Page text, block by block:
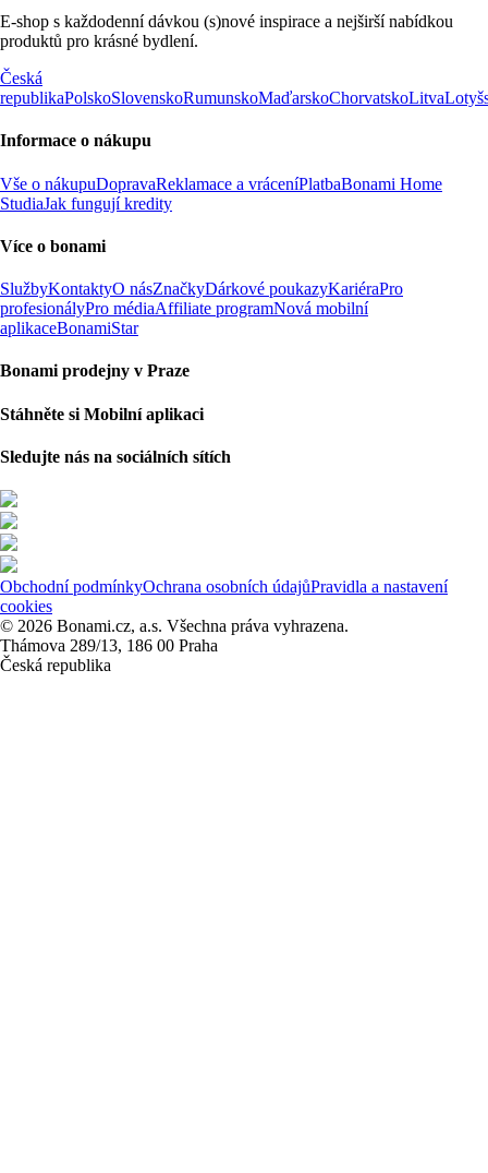
E-shop s každodenní dávkou (s)nové inspirace a nejširší nabídkou
produktů pro krásné bydlení.
Česká
republikaPolskoSlovenskoRumunskoMaďarskoChorvatskoLitva
Informace o nákupu
Vše o nákupuDopravaReklamace a vráceníPlatbaBonami Home
StudiaJak fungují kredity
Více o bonami
SlužbyKontaktyO násZnačkyDárkové poukazyKariéraPro
profesionályPro médiaAffiliate programNová mobilní
aplikaceBonamiStar
Bonami prodejny v Praze
Stáhněte si Mobilní aplikaci
Sledujte nás na sociálních sítích
Obchodní podmínkyOchrana osobních údajůPravidla a nastavení
cookies
© 2026 Bonami.cz, a.s. Všechna práva vyhrazena.
Thámova 289/13, 186 00 Praha
Česká republika